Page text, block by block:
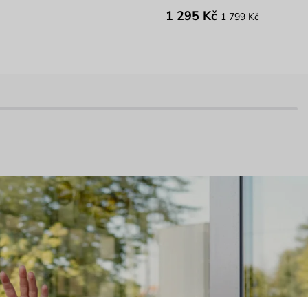
1 295 Kč 1 799 Kč